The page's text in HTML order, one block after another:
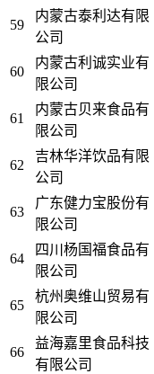
59
内蒙古泰利达有限
公司
60
内蒙古利诚实业有
限公司
61
内蒙古贝来食品有
限公司
62
吉林华洋饮品有限
公司
63
广东健力宝股份有
限公司
64
四川杨国福食品有
限公司
65
杭州奥维山贸易有
限公司
66
益海嘉里食品科技
有限公司